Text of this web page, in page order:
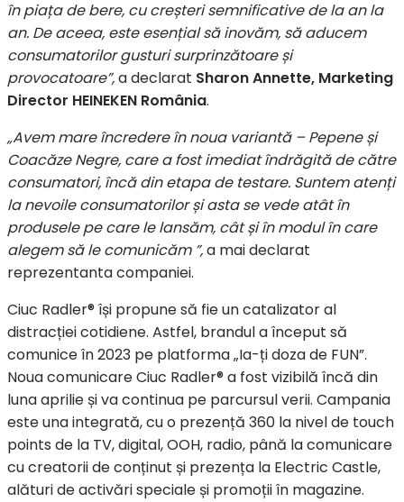
în piața de bere, cu creșteri semnificative de la an la
an. De aceea, este esențial să inovăm, să aducem
consumatorilor gusturi surprinzătoare și
provocatoare”,a declarat Sharon Annette, Marketing
Director HEINEKEN România.
„Avem mare încredere în noua variantă – Pepene și
Coacăze Negre, care a fost imediat îndrăgită de către
consumatori, încă din etapa de testare. Suntem atenți
la nevoile consumatorilor și asta se vede atât în
produsele pe care le lansăm, cât și în modul în care
alegem să le comunicăm ”,a mai declarat
reprezentanta companiei.
Ciuc Radler® își propune să fie un catalizator al
distracției cotidiene. Astfel, brandul a început să
comunice în 2023 pe platforma „Ia-ți doza de FUN”.
Noua comunicare Ciuc Radler® a fost vizibilă încă din
luna aprilie și va continua pe parcursul verii. Campania
este una integrată, cu o prezență 360 la nivel de touch
points de la TV, digital, OOH, radio, până la comunicare
cu creatorii de conținut și prezența la Electric Castle,
alături de activări speciale și promoții în magazine.